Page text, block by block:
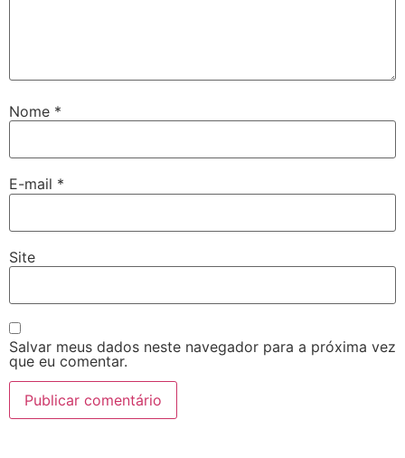
Nome *
E-mail *
Site
Salvar meus dados neste navegador para a próxima vez
que eu comentar.